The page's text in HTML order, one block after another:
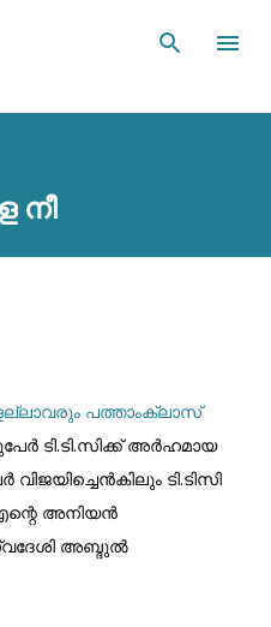
content
നീ
പത്താംക്ലാസ്
ടി.ടി.സിക്ക് അർഹമായ
ടി.ടിസി
അനിയൻ
അബ്ദുൽ